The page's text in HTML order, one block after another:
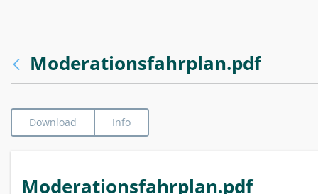
Moderationsfahrplan.pdf
Download Info
Moderationsfahrplan.pdf